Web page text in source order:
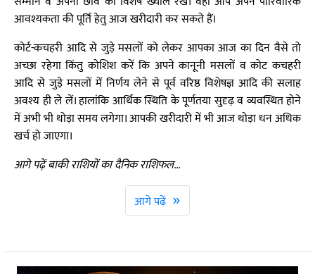
आवश्यकता की पूर्ति हेतु आज खरीदारी कर सकते हैं।
कोर्ट-कचहरी आदि से जुड़े मसलों को लेकर आपका आज का दिन वैसे तो
अच्छा रहेगा किंतु कोशिश करें कि अपने कानूनी मसलों व कोट कचहरी
आदि से जुड़े मसलों में निर्णय लेने से पूर्व वरिष्ठ विशेषज्ञ आदि की सलाह
अवश्य ही ले लें। हालांकि आर्थिक स्थिति के पूर्णतया सुदृढ़ व व्यवस्थित होने
में अभी भी थोड़ा समय लगेगा। आपकी खरीदारी में भी आज थोड़ा धन अधिक
खर्च हो जाएगा।
आगे पढ़ें बाकी राशियों का दैनिक राशिफल...
आगे पढ़ें »